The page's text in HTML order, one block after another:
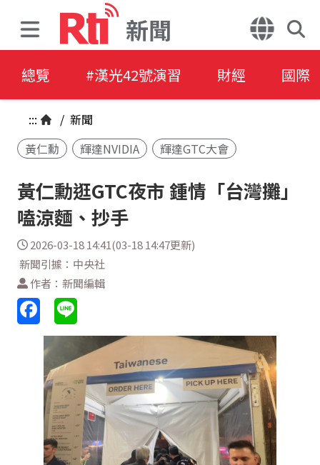
新聞
總覽 #漢光42號演習 財經 國際
::: / 新聞
黃仁勳
輝達NVIDIA 輝達GTC大會
黃仁勳逛GTC夜市 鍾情「台灣攤」
嗑涼麵、抄手
2026-03-18 14:41(03-18 14:47更新)
新聞引據：中央社
作者：新聞編輯